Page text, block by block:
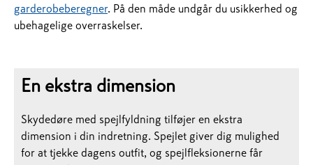
garderobeberegner. På den måde undgår du usikkerhed og
ubehagelige overraskelser.
En ekstra dimension
Skydedøre med spejlfyldning tilføjer en ekstra
dimension i din indretning. Spejlet giver dig mulighed
for at tjekke dagens outfit, og spejlfleksionerne får